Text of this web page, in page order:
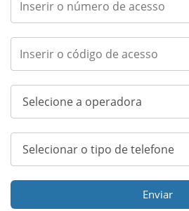
Enviar